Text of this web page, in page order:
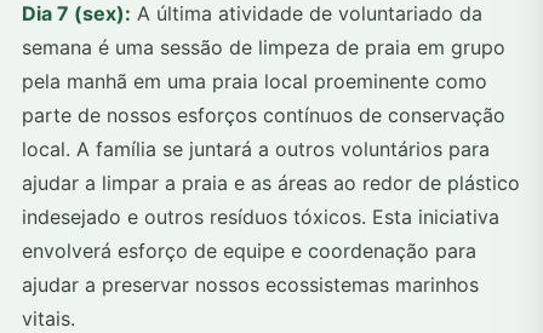
Dia 7 (sex): A última atividade de voluntariado da
semana é uma sessão de limpeza de praia em grupo
pela manhã em uma praia local proeminente como
parte de nossos esforços contínuos de conservação
local. A família se juntará a outros voluntários para
ajudar a limpar a praia e as áreas ao redor de plástico
indesejado e outros resíduos tóxicos. Esta iniciativa
envolverá esforço de equipe e coordenação para
ajudar a preservar nossos ecossistemas marinhos
vitais.